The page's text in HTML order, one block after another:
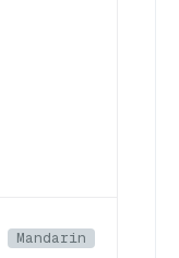
Mandarin